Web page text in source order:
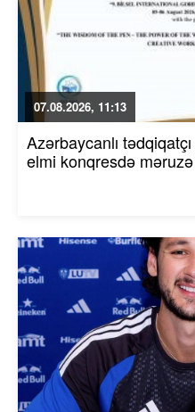
07.08.2026, 11:13
Azərbaycanlı
elmi konqresdə məruzə